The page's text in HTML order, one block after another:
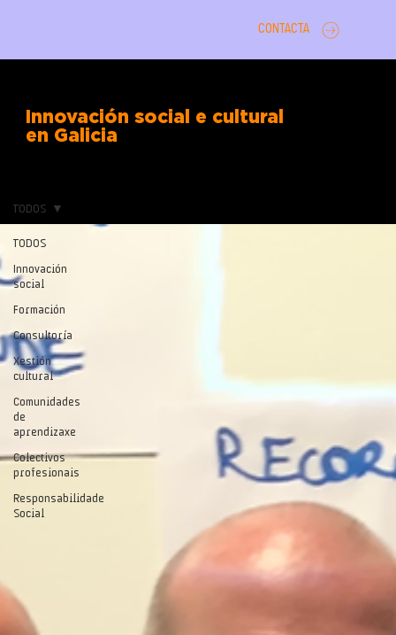
CONTACTA
Innovación social e cultural
en Galicia
TODOS
Innovación
social
Formación
Consultoría
Xestión
cultural
Comunidades
de
aprendizaxe
Colectivos
profesionais
Responsabilidade
Social
TODOS